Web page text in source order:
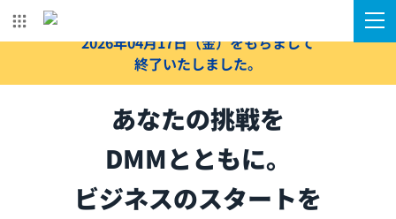
ビジネススタート応援キャンペーンは2026年04月17日（金）
2026年04月17日（金）をもちまして
終了いたしました。
あなたの挑戦を
DMMとともに。
ビジネスのスタートを